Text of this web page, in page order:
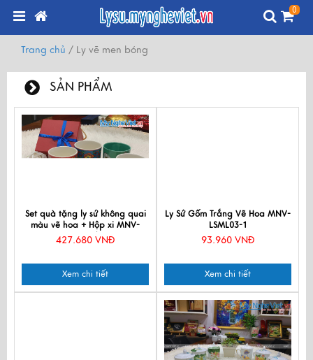
0
Trang chủ / Ly vẽ men bóng
SẢN PHẨM
Set quà tặng ly sứ không quai
màu vẽ hoa + Hộp xi MNV-
HBT12/3
427.680 VNĐ
Xem chi tiết
Ly Sứ Gốm Trắng Vẽ Hoa MNV-
LSML03-1
93.960 VNĐ
Xem chi tiết
theo...